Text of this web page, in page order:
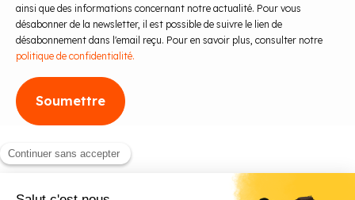
ainsi que des informations concernant notre actualité. Pour vous
désabonner de la newsletter, il est possible de suivre le lien de
désabonnement dans l'email reçu. Pour en savoir plus, consulter notre
politique de confidentialité.